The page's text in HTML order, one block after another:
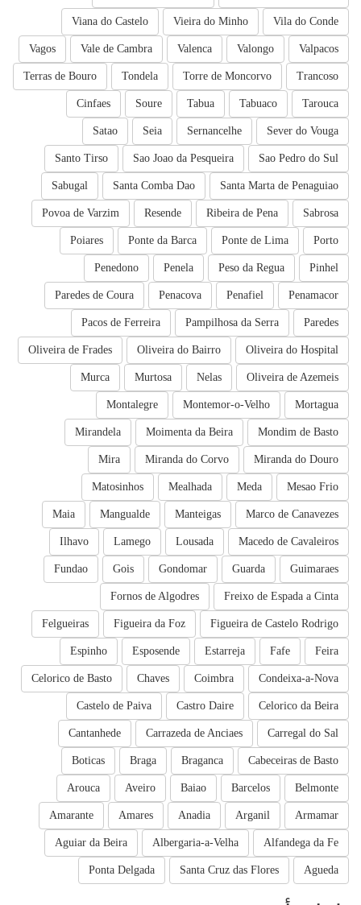
Vila do Conde
Vieira do Minho
Viana do Castelo
Valpacos
Valongo
Valenca
Vale de Cambra
Vagos
Trancoso
Torre de Moncorvo
Tondela
Terras de Bouro
Tarouca
Tabuaco
Tabua
Soure
Cinfaes
Sever do Vouga
Sernancelhe
Seia
Satao
Sao Pedro do Sul
Sao Joao da Pesqueira
Santo Tirso
Santa Marta de Penaguiao
Santa Comba Dao
Sabugal
Sabrosa
Ribeira de Pena
Resende
Povoa de Varzim
Porto
Ponte de Lima
Ponte da Barca
Poiares
Pinhel
Peso da Regua
Penela
Penedono
Penamacor
Penafiel
Penacova
Paredes de Coura
Paredes
Pampilhosa da Serra
Pacos de Ferreira
Oliveira do Hospital
Oliveira do Bairro
Oliveira de Frades
Oliveira de Azemeis
Nelas
Murtosa
Murca
Mortagua
Montemor-o-Velho
Montalegre
Mondim de Basto
Moimenta da Beira
Mirandela
Miranda do Douro
Miranda do Corvo
Mira
Mesao Frio
Meda
Mealhada
Matosinhos
Marco de Canavezes
Manteigas
Mangualde
Maia
Macedo de Cavaleiros
Lousada
Lamego
Ilhavo
Guimaraes
Guarda
Gondomar
Gois
Fundao
Freixo de Espada a Cinta
Fornos de Algodres
Figueira de Castelo Rodrigo
Figueira da Foz
Felgueiras
Feira
Fafe
Estarreja
Esposende
Espinho
Condeixa-a-Nova
Coimbra
Chaves
Celorico de Basto
Celorico da Beira
Castro Daire
Castelo de Paiva
Carregal do Sal
Carrazeda de Anciaes
Cantanhede
Cabeceiras de Basto
Braganca
Braga
Boticas
Belmonte
Barcelos
Baiao
Aveiro
Arouca
Armamar
Arganil
Anadia
Amares
Amarante
Alfandega da Fe
Albergaria-a-Velha
Aguiar da Beira
Agueda
Santa Cruz das Flores
Ponta Delgada